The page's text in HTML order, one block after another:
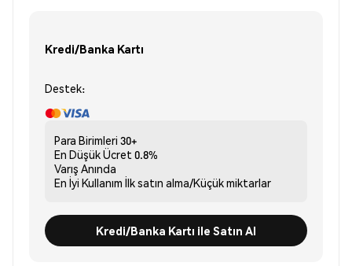
Kredi/Banka Kartı
Destek:
Para Birimleri 30+
En Düşük Ücret 0.8%
Varış Anında
En İyi Kullanım İlk satın alma/Küçük miktarlar
Kredi/Banka Kartı ile Satın Al